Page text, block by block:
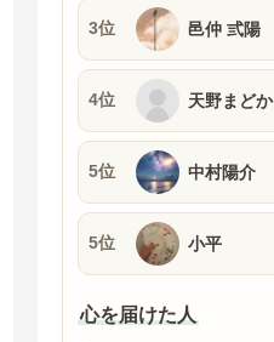
3位 邑仲 弎陽
4位 天野まどか
5位 中村陽介
5位 小平
心を届けた人